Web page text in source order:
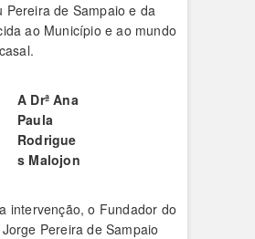
Pereira de Sampaio e da
ao Município e ao mundo
A Drª Ana
Paula
Rodrigue
s Malojon
intervenção, o Fundador do
Pereira de Sampaio